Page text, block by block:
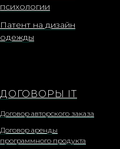
психологии
Патент на дизайн
одежды
ДОГОВОРЫ IT
Договор авторского заказа
Договор аренды
программного продукта